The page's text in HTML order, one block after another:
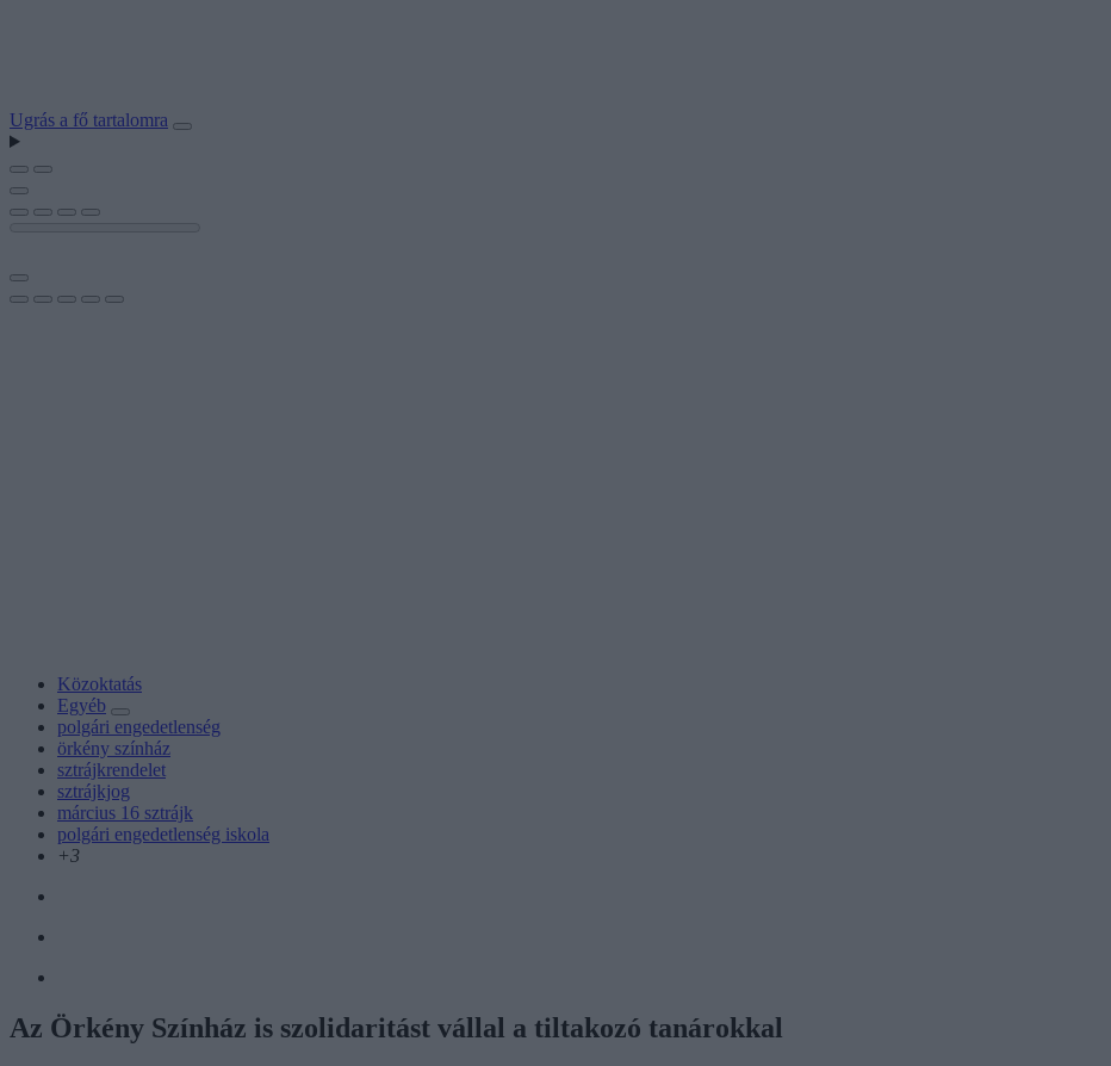
Ugrás a fő tartalomra
Közoktatás
Egyéb
polgári engedetlenség
örkény színház
sztrájkrendelet
sztrájkjog
március 16 sztrájk
polgári engedetlenség iskola
+3
Az Örkény Színház is szolidaritást vállal a tiltakozó tanárokkal